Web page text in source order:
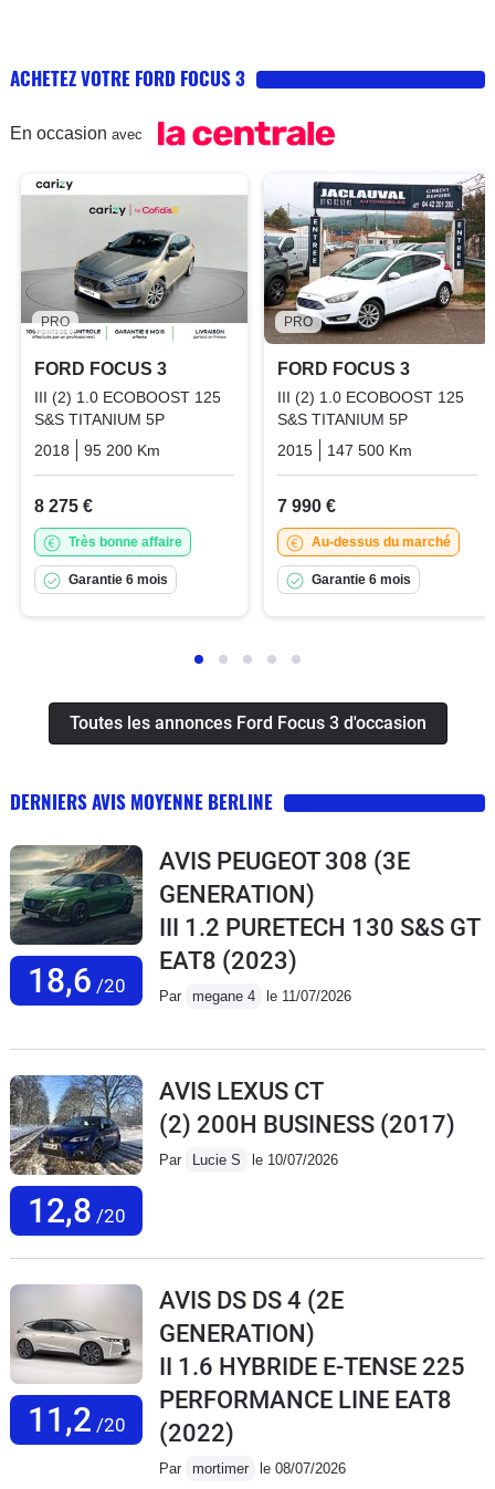
ACHETEZ VOTRE FORD FOCUS 3
En occasion avec
PRO
FORD FOCUS 3
III (2) 1.0 ECOBOOST 125
S&S TITANIUM 5P
2018
95 200 Km Essence
8 275 €
Très bonne affaire
Garantie 6 mois
PRO
FORD FOCUS 3
III (2) 1.0 ECOBOOST 125
S&S TITANIUM 5P
2015
147 500 Km
7 990 €
Au-dessus du marché
Garantie 6 mois
Toutes les annonces Ford Focus 3 d'occasion
DERNIERS AVIS MOYENNE BERLINE
18,6 /20
AVIS PEUGEOT 308 (3E
GENERATION)
III 1.2 PURETECH 130 S&S GT
EAT8 (2023)
Par megane 4 le 11/07/2026
12,8 /20
AVIS LEXUS CT
(2) 200H BUSINESS (2017)
Par Lucie S le 10/07/2026
11,2 /20
AVIS DS DS 4 (2E
GENERATION)
II 1.6 HYBRIDE E-TENSE 225
PERFORMANCE LINE EAT8
(2022)
Par mortimer le 08/07/2026